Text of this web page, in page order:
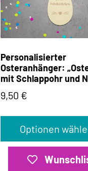
Personalisierter
Osteranhänger:
mit Schlappohr und
9,50 €
Optionen